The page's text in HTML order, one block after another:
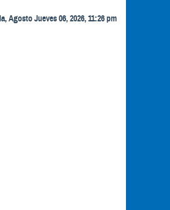
Agosto Jueves 06, 2026, 11:26 pm